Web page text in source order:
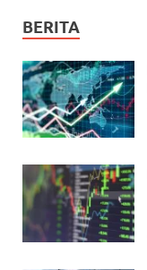
BERITA